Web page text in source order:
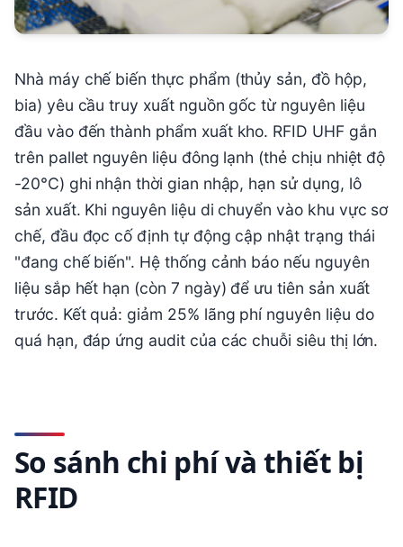
Nhà máy chế biến thực phẩm (thủy sản, đồ hộp,
bia) yêu cầu truy xuất nguồn gốc từ nguyên liệu
đầu vào đến thành phẩm xuất kho. RFID UHF gắn
trên pallet nguyên liệu đông lạnh (thẻ chịu nhiệt độ
-20°C) ghi nhận thời gian nhập, hạn sử dụng, lô
sản xuất. Khi nguyên liệu di chuyển vào khu vực sơ
chế, đầu đọc cố định tự động cập nhật trạng thái
"đang chế biến". Hệ thống cảnh báo nếu nguyên
liệu sắp hết hạn (còn 7 ngày) để ưu tiên sản xuất
trước. Kết quả: giảm 25% lãng phí nguyên liệu do
quá hạn, đáp ứng audit của các chuỗi siêu thị lớn.
So sánh chi phí và thiết bị
RFID